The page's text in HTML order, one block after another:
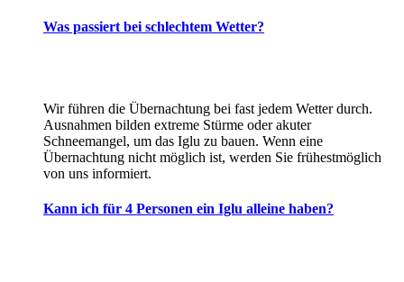
Was passiert bei schlechtem Wetter?
Wir führen die Übernachtung bei fast jedem Wetter durch.
Ausnahmen bilden extreme Stürme oder akuter
Schneemangel, um das Iglu zu bauen. Wenn eine
Übernachtung nicht möglich ist, werden Sie frühestmöglich
von uns informiert.
Kann ich für 4 Personen ein Iglu alleine haben?